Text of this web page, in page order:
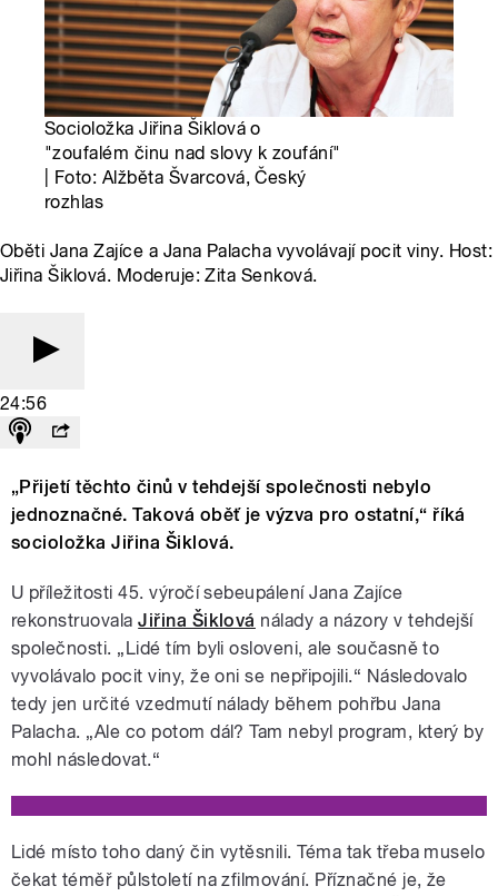
Socioložka Jiřina Šiklová o
"zoufalém činu nad slovy k zoufání"
| Foto: Alžběta Švarcová, Český
rozhlas
Oběti Jana Zajíce a Jana Palacha vyvolávají pocit viny. Host:
Jiřina Šiklová. Moderuje: Zita Senková.
24:56
„Přijetí těchto činů v tehdejší společnosti nebylo
jednoznačné. Taková oběť je výzva pro ostatní,“ říká
socioložka Jiřina Šiklová.
U příležitosti 45. výročí sebeupálení Jana Zajíce
rekonstruovalaJiřina Šiklová nálady a názory v tehdejší
společnosti. „Lidé tím byli osloveni, ale současně to
vyvolávalo pocit viny, že oni se nepřipojili.“ Následovalo
tedy jen určité vzedmutí nálady během pohřbu Jana
Palacha. „Ale co potom dál? Tam nebyl program, který by
mohl následovat.“
Lidé místo toho daný čin vytěsnili. Téma tak třeba muselo
čekat téměř půlstoletí na zfilmování. Příznačné je, že